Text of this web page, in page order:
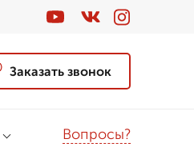
Заказать звонок
Вопросы?